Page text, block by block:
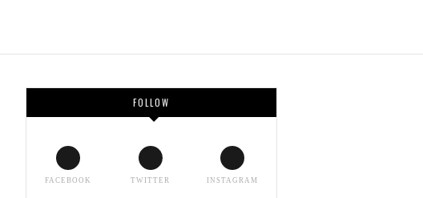
FOLLOW
FACEBOOK TWITTER INSTAGRAM